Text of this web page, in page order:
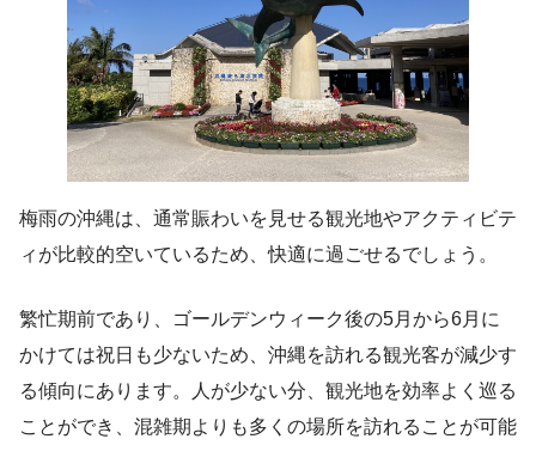
梅雨の沖縄は、通常賑わいを見せる観光地やアクティビテ
ィが比較的空いているため、快適に過ごせるでしょう。
繁忙期前であり、ゴールデンウィーク後の5月から6月に
かけては祝日も少ないため、沖縄を訪れる観光客が減少す
る傾向にあります。人が少ない分、観光地を効率よく巡る
ことができ、混雑期よりも多くの場所を訪れることが可能